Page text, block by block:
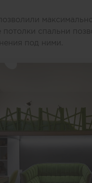
спальни
под ними.